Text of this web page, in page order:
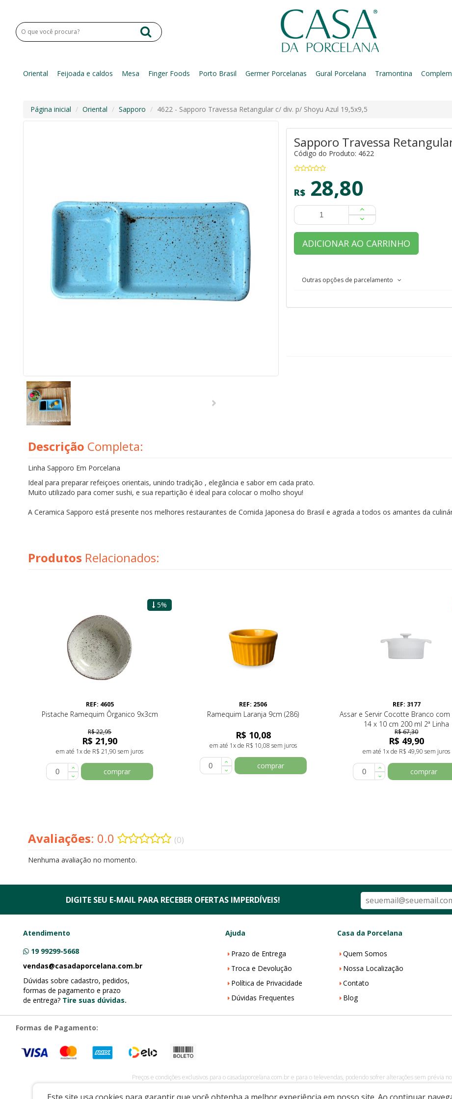
Oriental Feijoada e caldos Mesa Finger Foods Porto Brasil Germer Porcelanas Gural Porcelana Tramontina
Página inicial Oriental Sapporo 4622 - Sapporo Travessa Retangular c/ div. p/ Shoyu Azul 19,5x9,5
Sapporo Travessa
Código do Produto: 4622
R$ 28,80
ADICIONAR AO CARRINHO
Outras opções de parcelamento
Descrição Completa:
Linha Sapporo Em Porcelana
Ideal para preparar refeiçoes orientais, unindo tradição , elegância e sabor em cada prato.
Muito utilizado para comer sushi, e sua repartição é ideal para colocar o molho shoyu!
A Ceramica Sapporo está presente nos melhores restaurantes de Comida Japonesa do Brasil e agrada a todos os amantes da
Produtos Relacionados:
5%
REF: 4605
Pistache Ramequim Ôrganico 9x3cm
R$ 22,95
R$ 21,90
em até 1x de R$ 21,90 sem juros
comprar
REF: 2506
Ramequim Laranja 9cm (286)
R$ 10,08
em até 1x de R$ 10,08 sem juros
comprar
REF: 3177
Assar e Servir Cocotte Branco
14 x 10 cm 200 ml 2ª Linha
R$ 67,30
R$ 49,90
em até 1x de R$ 49,90 sem juros
comprar
Avaliações: 0.0 (0)
Nenhuma avaliação no momento.
DIGITE SEU E-MAIL PARA RECEBER OFERTAS IMPERDÍVEIS!
Atendimento
19 99299-5668
vendas@casadaporcelana.com.br
Dúvidas sobre cadastro, pedidos,
formas de pagamento e prazo
de entrega? Tire suas dúvidas.
Ajuda
Prazo de Entrega
Troca e Devolução
Política de Privacidade
Dúvidas Frequentes
Casa da Porcelana
Quem Somos
Nossa Localização
Contato
Blog
Formas de Pagamento:
Preços e condições exclusivos para o casadaporcelana.com.br e para o televendas, podendo sofrer alterações sem prévia